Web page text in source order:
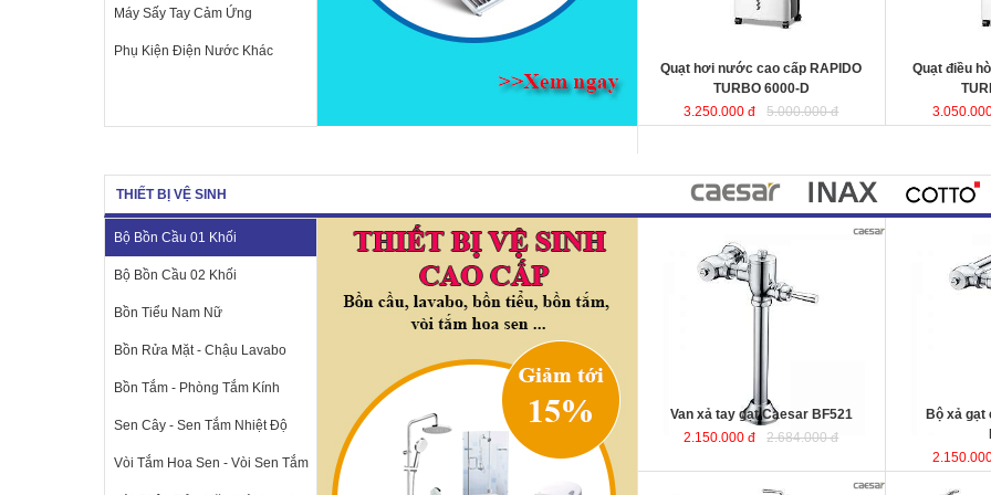
Máy Sấy Tay Cảm Ứng
Phụ Kiện Điện Nước Khác
hợp cho phòng ngủ.
: 440x340x970mm
Quạt hơi nước cao cấp RAPIDO
TURBO 6000-D
3.250.000 đ
5.000.000 đ
Quạt điều
THIẾT BỊ VỆ SINH
Bộ Bồn Cầu 01 Khối
Bộ Bồn Cầu 02 Khối
Bồn Tiểu Nam Nữ
Bồn Rửa Mặt - Chậu Lavabo
Bồn Tắm - Phòng Tắm Kính
Sen Cây - Sen Tắm Nhiệt Độ
Vòi Tắm Hoa Sen - Vòi Sen Tắm
Van xả tay gạt Caesar BF521
2.150.000 đ
2.684.000 đ
Bộ xả gạt